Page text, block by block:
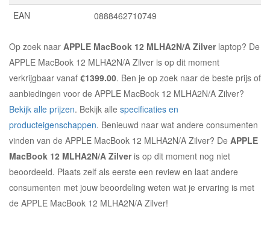
EAN
0888462710749
Op zoek naar APPLE MacBook 12 MLHA2N/A Zilverlaptop? De
APPLE MacBook 12 MLHA2N/A Zilver is op dit moment
verkrijgbaar vanaf €1399.00. Ben je op zoek naar de beste prijs of
aanbiedingen voor de APPLE MacBook 12 MLHA2N/A Zilver?
Bekijk alle prijzen. Bekijk alle specificaties en
producteigenschappen. Benieuwd naar wat andere consumenten
vinden van de APPLE MacBook 12 MLHA2N/A Zilver? De APPLE
MacBook 12 MLHA2N/A Zilveris op dit moment nog niet
beoordeeld. Plaats zelf als eerste een review en laat andere
consumenten met jouw beoordeling weten wat je ervaring is met
de APPLE MacBook 12 MLHA2N/A Zilver!